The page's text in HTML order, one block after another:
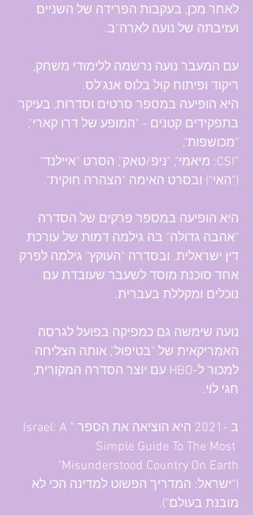
לאחר מכן, בעקבות הפרידה של השניים
ועזיבתה של נועה לארה"ב.
עם המעבר נועה נרשמה ללימודי משחק,
ריקוד ופיתוח קול בלוס אנג'לס.
היא הופיעה במספר סרטים וסדרות, בעיקר
בתפקידים קטנים - "המופע של דרו קארי",
"מכושפות",
"CSI: מיאמי", "ניפ/טאק", הסרט "איילנד"
("האי") ובסרט האימה "הצהרה חוקית".
היא הופיעה במספר פרקים של הסדרה
"אהבה גדולה" בה גילמה דמות של עורכת
דין ישראלית. ובסדרה "העוקץ" גילמה לפרק
אחד סוכנת מוסד לשעבר שעובדת עם
נוכלים ומקללת בעברית.
נועה שימשה גם כמפיקה בפועל לגרסה
האמריקאית של "בטיפול", אותה הצליחה
למכור ל-HBO עם יוצר הסדרה המקורית,
חגי לוי.
ב -2021 היא הוציאה את הספר "Israel: A
Simple Guide To The Most
Misunderstood Country On Earth"
("ישראל: המדריך הפשוט למדינה הכי לא
מובנת בעולם").